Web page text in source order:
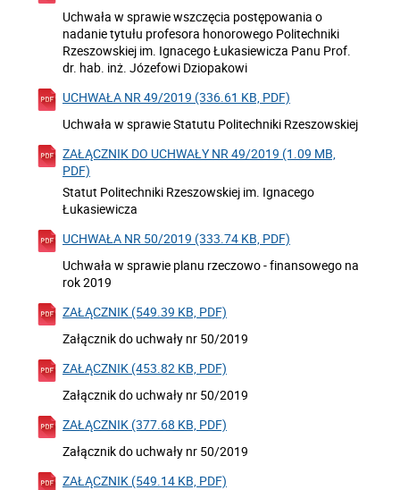
Uchwała w sprawie wszczęcia postępowania o
nadanie tytułu profesora honorowego Politechniki
Rzeszowskiej im. Ignacego Łukasiewicza Panu Prof.
dr. hab. inż. Józefowi Dziopakowi
UCHWAŁA NR 49/2019 (336.61 KB, PDF)
Uchwała w sprawie Statutu Politechniki Rzeszowskiej
ZAŁĄCZNIK DO UCHWAŁY NR 49/2019 (1.09 MB,
PDF)
Statut Politechniki Rzeszowskiej im. Ignacego
Łukasiewicza
UCHWAŁA NR 50/2019 (333.74 KB, PDF)
Uchwała w sprawie planu rzeczowo - finansowego na
rok 2019
ZAŁĄCZNIK (549.39 KB, PDF)
Załącznik do uchwały nr 50/2019
ZAŁĄCZNIK (453.82 KB, PDF)
Załącznik do uchwały nr 50/2019
ZAŁĄCZNIK (377.68 KB, PDF)
Załącznik do uchwały nr 50/2019
ZAŁĄCZNIK (549.14 KB, PDF)